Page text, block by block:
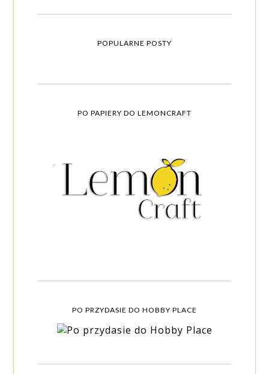
POPULARNE POSTY
PO PAPIERY DO LEMONCRAFT
PO PRZYDASIE DO HOBBY PLACE